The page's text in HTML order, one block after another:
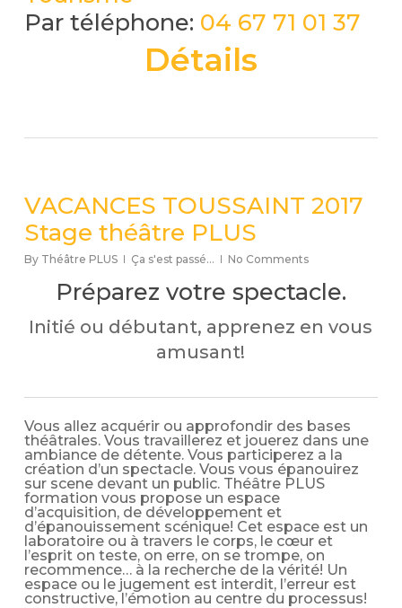
Par téléphone: 04 67 71 01 37
Détails
VACANCES TOUSSAINT 2017
Stage théâtre PLUS
By Théâtre PLUS Ça s'est passé... No Comments
Préparez votre spectacle.
Initié ou débutant, apprenez en vous
amusant!
Vous allez acquérir ou approfondir des bases
théâtrales. Vous travaillerez et jouerez dans une
ambiance de détente. Vous participerez a la
création d’un spectacle. Vous vous épanouirez
sur scene devant un public. Théâtre PLUS
formation vous propose un espace
d’acquisition, de développement et
d’épanouissement scénique! Cet espace est un
laboratoire ou à travers le corps, le cœur et
l’esprit on teste, on erre, on se trompe, on
recommence… à la recherche de la vérité! Un
espace ou le jugement est interdit, l’erreur est
constructive, l’émotion au centre du processus!